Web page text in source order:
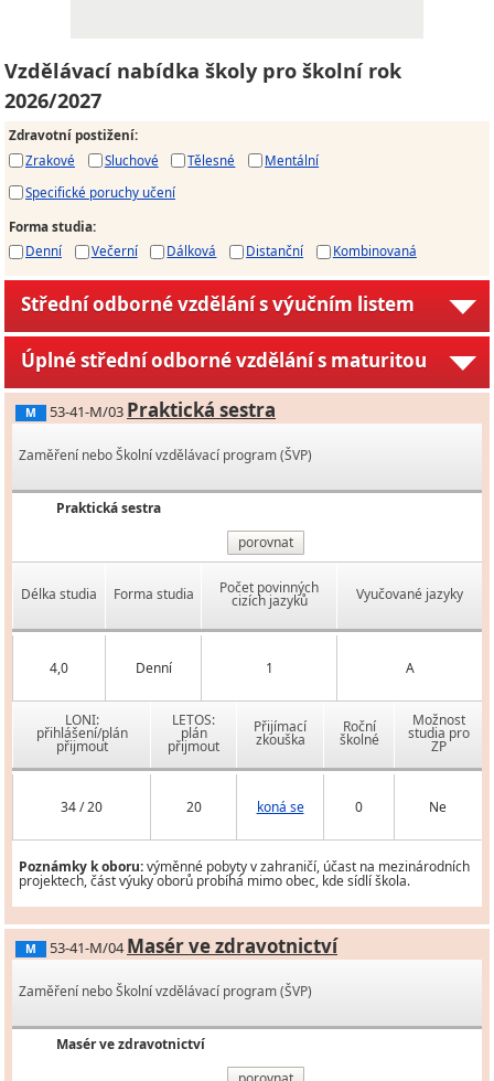
Vzdělávací nabídka školy pro školní rok
2026/2027
Zdravotní postižení:
Zrakové
Sluchové Tělesné
Mentální
Specifické poruchy učení
Forma studia:
Denní
Večerní Dálková Distanční Kombinovaná
Střední odborné vzdělání s výučním listem
Úplné střední odborné vzdělání s maturitou
M 53-41-M/03 Praktická sestra
Zaměření nebo Školní vzdělávací program (ŠVP)
Praktická sestra
porovnat
Délka studia Forma studia Počet povinných
cizích jazyků Vyučované jazyky
4,0 Denní 1 A
LONI:
přihlášení/plán
přijmout
LETOS:
plán
přijmout
Přijímací
zkouška
Roční
školné
Možnost
studia pro
ZP
34 / 20 20 koná se 0 Ne
Poznámky k oboru:výměnné pobyty v zahraničí, účast na mezinárodních
projektech, část výuky oborů probíhá mimo obec, kde sídlí škola.
M 53-41-M/04 Masér ve zdravotnictví
Zaměření nebo Školní vzdělávací program (ŠVP)
Masér ve zdravotnictví